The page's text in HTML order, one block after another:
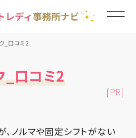
グ
_口コミ2
_口コミ2
[PR]
ノルマや固定シフトがない